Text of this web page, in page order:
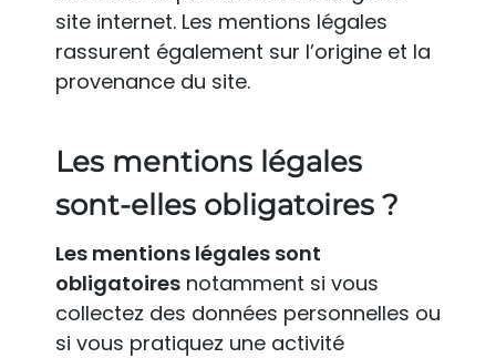
site internet. Les mentions légales
rassurent également sur l’origine et la
provenance du site.
Les mentions légales
sont-elles obligatoires ?
Les mentions légales sont
obligatoires notamment si vous
collectez des données personnelles ou
si vous pratiquez une activité